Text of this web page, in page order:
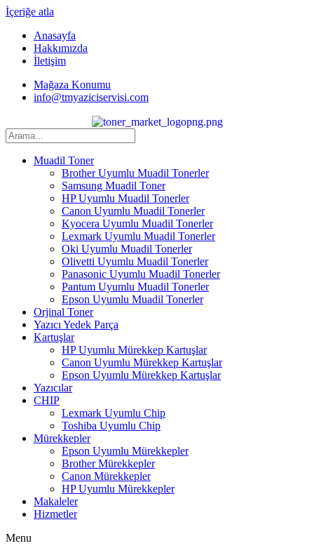
İçeriğe atla
Anasayfa
Hakkımızda
İletişim
Mağaza Konumu
info@tmyaziciservisi.com
Muadil Toner
Brother Uyumlu Muadil Tonerler
Samsung Muadil Toner
HP Uyumlu Muadil Tonerler
Canon Uyumlu Muadil Tonerler
Kyocera Uyumlu Muadil Tonerler
Lexmark Uyumlu Muadil Tonerler
Oki Uyumlu Muadil Tonerler
Olivetti Uyumlu Muadil Tonerler
Panasonic Uyumlu Muadil Tonerler
Pantum Uyumlu Muadil Tonerler
Epson Uyumlu Muadil Tonerler
Orjinal Toner
Yazıcı Yedek Parça
Kartuşlar
HP Uyumlu Mürekkep Kartuşlar
Canon Uyumlu Mürekkep Kartuşlar
Epson Uyumlu Mürekkep Kartuşlar
Yazıcılar
CHIP
Lexmark Uyumlu Chip
Toshiba Uyumlu Chip
Mürekkepler
Epson Uyumlu Mürekkepler
Brother Mürekkepler
Canon Mürekkepler
HP Uyumlu Mürekkepler
Makaleler
Hizmetler
Menu